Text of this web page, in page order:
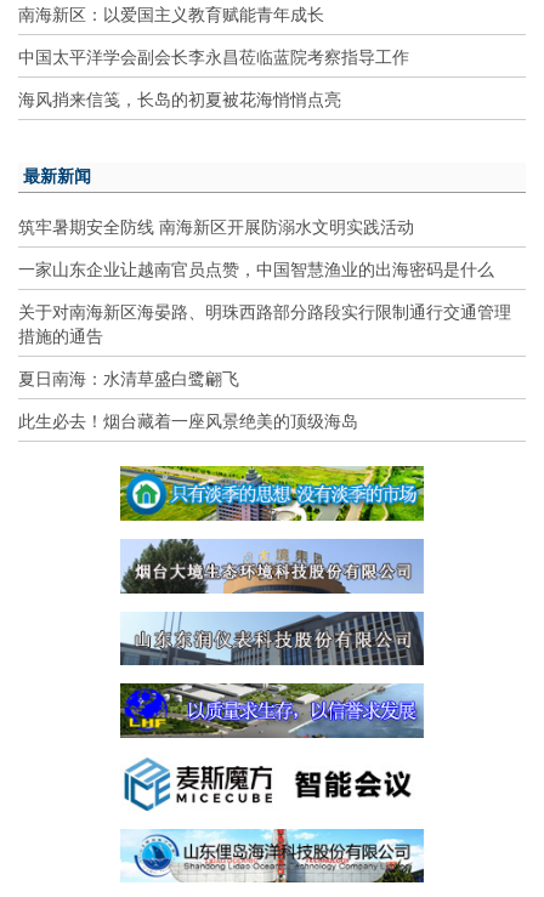
南海新区：以爱国主义教育赋能青年成长
中国太平洋学会副会长李永昌莅临蓝院考察指导工作
海风捎来信笺，长岛的初夏被花海悄悄点亮
最新新闻
筑牢暑期安全防线 南海新区开展防溺水文明实践活动
一家山东企业让越南官员点赞，中国智慧渔业的出海密码是什么
关于对南海新区海晏路、明珠西路部分路段实行限制通行交通管理
措施的通告
夏日南海：水清草盛白鹭翩飞
此生必去！烟台藏着一座风景绝美的顶级海岛